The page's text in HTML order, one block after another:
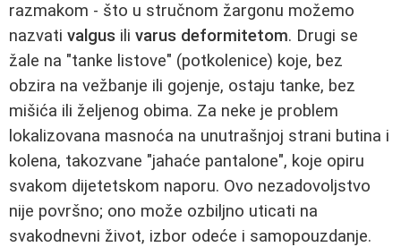
razmakom - što u stručnom žargonu možemo
nazvati valgus ili varus deformitetom. Drugi se
žale na "tanke listove" (potkolenice) koje, bez
obzira na vežbanje ili gojenje, ostaju tanke, bez
mišića ili željenog obima. Za neke je problem
lokalizovana masnoća na unutrašnjoj strani butina i
kolena, takozvane "jahaće pantalone", koje opiru
svakom dijetetskom naporu. Ovo nezadovoljstvo
nije površno; ono može ozbiljno uticati na
svakodnevni život, izbor odeće i samopouzdanje.